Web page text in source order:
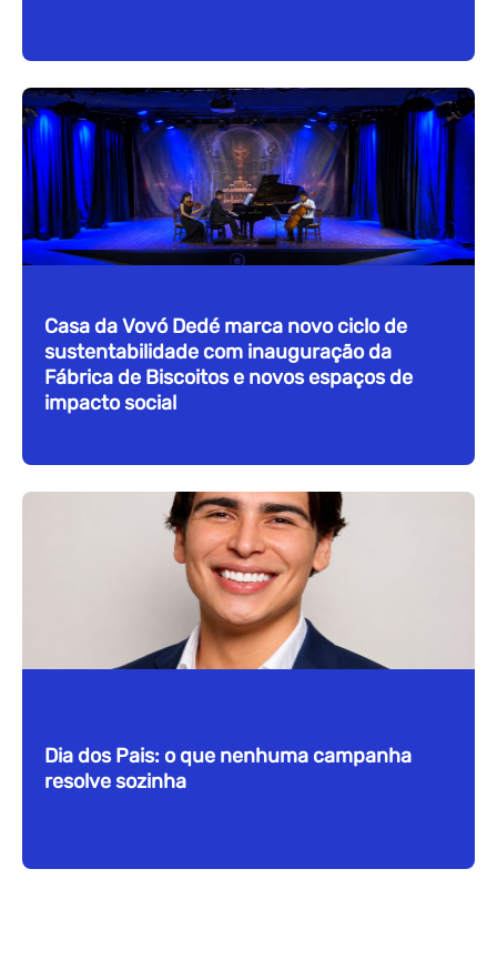
Casa da Vovó Dedé marca novo ciclo de
sustentabilidade com inauguração da
Fábrica de Biscoitos e novos espaços de
impacto social
Dia dos Pais: o que nenhuma campanha
resolve sozinha